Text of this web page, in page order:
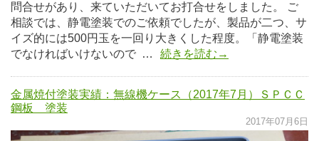
問合せがあり、来ていただいてお打合せをしました。 ご
相談では、静電塗装でのご依頼でしたが、製品が二つ、サ
イズ的には500円玉を一回り大きくした程度。「静電塗装
でなければいけないので …
続きを読む→
金属焼付塗装実績：無線機ケース（2017年7月）ＳＰＣＣ
鋼板 塗装
2017年07月6日